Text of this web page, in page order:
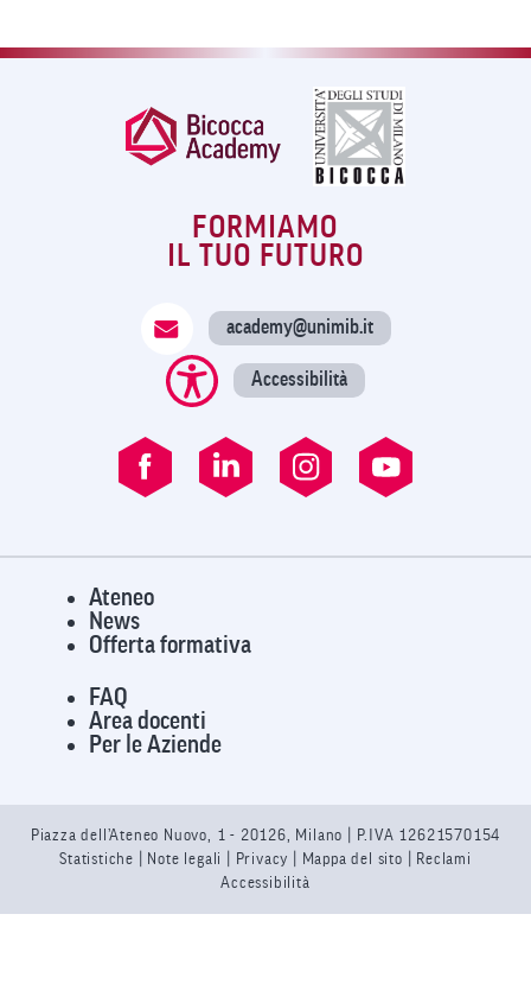
FORMIAMO
IL TUO FUTURO
academy@unimib.it
Accessibilità
Ateneo
News
Offerta formativa
FAQ
Area docenti
Per le Aziende
Piazza dell’Ateneo Nuovo, 1 - 20126, Milano | P.IVA 12621570154
Statistiche
Note legali Privacy | Mappa del sito |
Reclami
Accessibilità